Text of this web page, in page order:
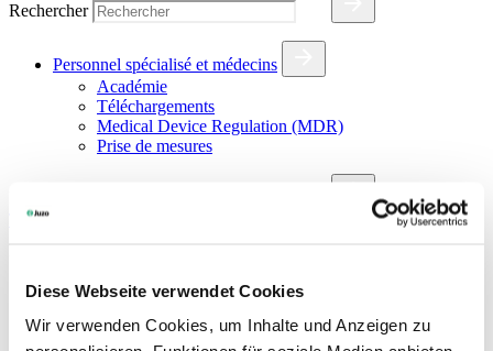
Diese Webseite verwendet Cookies
Wir verwenden Cookies, um Inhalte und Anzeigen zu
Rechercher
Personnel spécialisé et médecins
Académie
Téléchargements
Medical Device Regulation (MDR)
Prise de mesures
Trouvez un point de vente
Deutsch
Dansk